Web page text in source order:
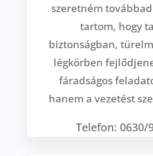
szeretném
tartom, hogy
biztonságban,
légkörben
fáradságos
hanem a vezetést
Telefon: 0630/